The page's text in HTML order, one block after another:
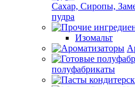
Сахар, Сиропы,
пудра
Изомальт
полуфабрикаты